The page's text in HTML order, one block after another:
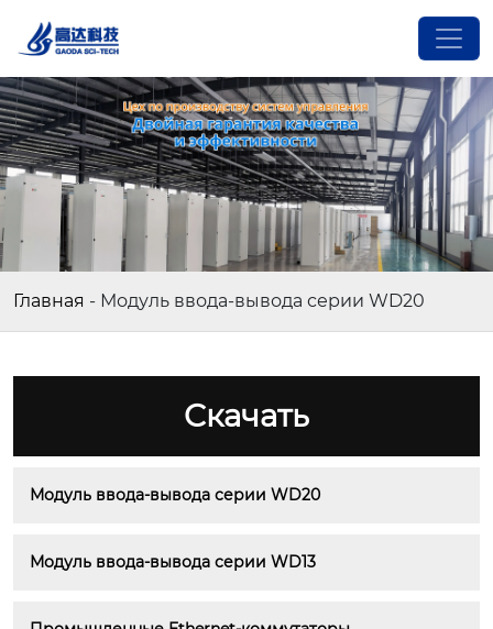
Главная - Модуль ввода-вывода серии WD20
Cкачать
Модуль ввода-вывода серии WD20
Модуль ввода-вывода серии WD13